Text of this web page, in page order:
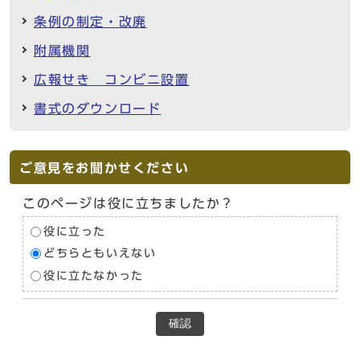
条例の制定・改廃
附属機関
広報せき コンビニ設置
書式のダウンロード
ご意見をお聞かせください
このページは役に立ちましたか？
役に立った
どちらともいえない
役に立たなかった
確認